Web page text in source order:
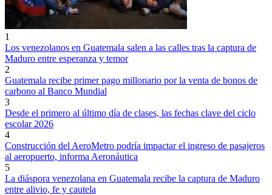
1
Los venezolanos en Guatemala salen a las calles tras la captura de
Maduro entre esperanza y temor
2
Guatemala recibe primer pago millonario por la venta de bonos de
carbono al Banco Mundial
3
Desde el primero al último día de clases, las fechas clave del ciclo
escolar 2026
4
Construcción del AeroMetro podría impactar el ingreso de pasajeros
al aeropuerto, informa Aeronáutica
5
La diáspora venezolana en Guatemala recibe la captura de Maduro
entre alivio, fe y cautela